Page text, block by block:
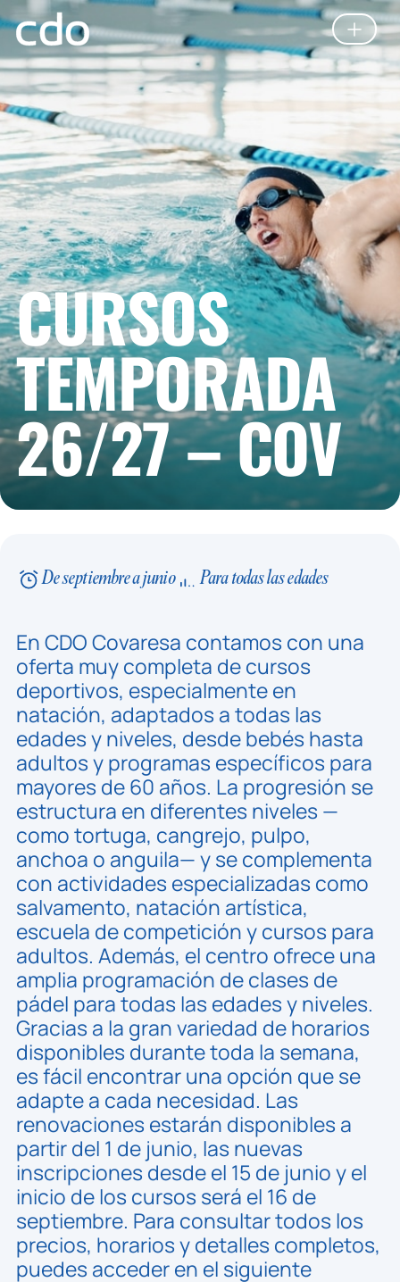
CURSOS
TEMPORADA
26/27 – COV
De septiembre a junio Para todas las edades
En CDO Covaresa contamos con una
oferta muy completa de cursos
deportivos, especialmente en
natación, adaptados a todas las
edades y niveles, desde bebés hasta
adultos y programas específicos para
mayores de 60 años. La progresión se
estructura en diferentes niveles —
como tortuga, cangrejo, pulpo,
anchoa o anguila— y se complementa
con actividades especializadas como
salvamento, natación artística,
escuela de competición y cursos para
adultos. Además, el centro ofrece una
amplia programación de clases de
pádel para todas las edades y niveles.
Gracias a la gran variedad de horarios
disponibles durante toda la semana,
es fácil encontrar una opción que se
adapte a cada necesidad. Las
renovaciones estarán disponibles a
partir del 1 de junio, las nuevas
inscripciones desde el 15 de junio y el
inicio de los cursos será el 16 de
septiembre. Para consultar todos los
precios, horarios y detalles completos,
puedes acceder en el siguiente